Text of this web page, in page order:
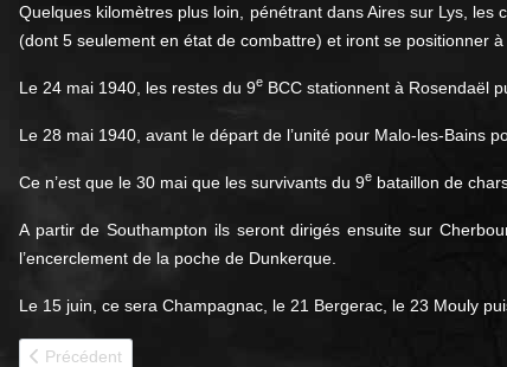
Quelques kilomètres plus loin, pénétrant dans Aires sur Lys,
(dont 5 seulement en état de combattre) et iront se positionner à
Le 24 mai 1940, les restes du 9e BCC stationnent à Rosendaël
Le 28 mai 1940, avant le départ de l’unité pour Malo-les-Bains
Ce n’est que le 30 mai que les survivants du 9e bataillon de
A partir de Southampton ils seront dirigés ensuite sur
l’encerclement de la poche de Dunkerque.
Le 15 juin, ce sera Champagnac, le 21 Bergerac, le 23 Mouly
Article précédent : 1940 - 10e BCC historique
Précédent